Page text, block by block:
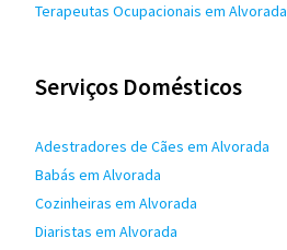
Terapeutas Ocupacionais em Alvorada
Serviços Domésticos
Adestradores de Cães em Alvorada
Babás em Alvorada
Cozinheiras em Alvorada
Diaristas em Alvorada